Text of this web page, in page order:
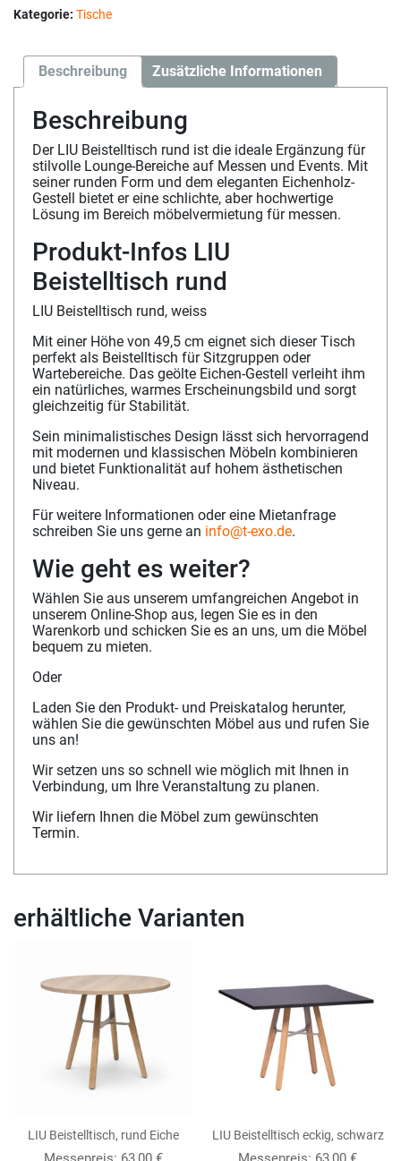
Kategorie: Tische
Beschreibung Zusätzliche Informationen
Beschreibung
Der LIU Beistelltisch rund ist die ideale Ergänzung für
stilvolle Lounge-Bereiche auf Messen und Events. Mit
seiner runden Form und dem eleganten Eichenholz-
Gestell bietet er eine schlichte, aber hochwertige
Lösung im Bereich möbelvermietung für messen.
Produkt-Infos LIU
Beistelltisch rund
LIU Beistelltisch rund, weiss
Mit einer Höhe von 49,5 cm eignet sich dieser Tisch
perfekt als Beistelltisch für Sitzgruppen oder
Wartebereiche. Das geölte Eichen-Gestell verleiht ihm
ein natürliches, warmes Erscheinungsbild und sorgt
gleichzeitig für Stabilität.
Sein minimalistisches Design lässt sich hervorragend
mit modernen und klassischen Möbeln kombinieren
und bietet Funktionalität auf hohem ästhetischen
Niveau.
Für weitere Informationen oder eine Mietanfrage
schreiben Sie uns gerne an info@t-exo.de.
Wie geht es weiter?
Wählen Sie aus unserem umfangreichen Angebot in
unserem Online-Shop aus, legen Sie es in den
Warenkorb und schicken Sie es an uns, um die Möbel
bequem zu mieten.
Oder
Laden Sie den Produkt- und Preiskatalog herunter,
wählen Sie die gewünschten Möbel aus und rufen Sie
uns an!
Wir setzen uns so schnell wie möglich mit Ihnen in
Verbindung, um Ihre Veranstaltung zu planen.
Wir liefern Ihnen die Möbel zum gewünschten
Termin.
erhältliche Varianten
LIU Beistelltisch, rund Eiche LIU Beistelltisch eckig, schwarz